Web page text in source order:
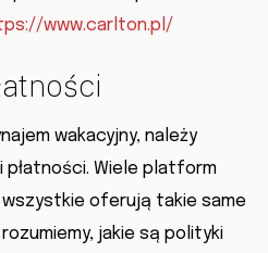
www.carlton.pl/
wakacyjny, należy
płatności. Wiele platform
wszystkie oferują takie same
jakie są polityki